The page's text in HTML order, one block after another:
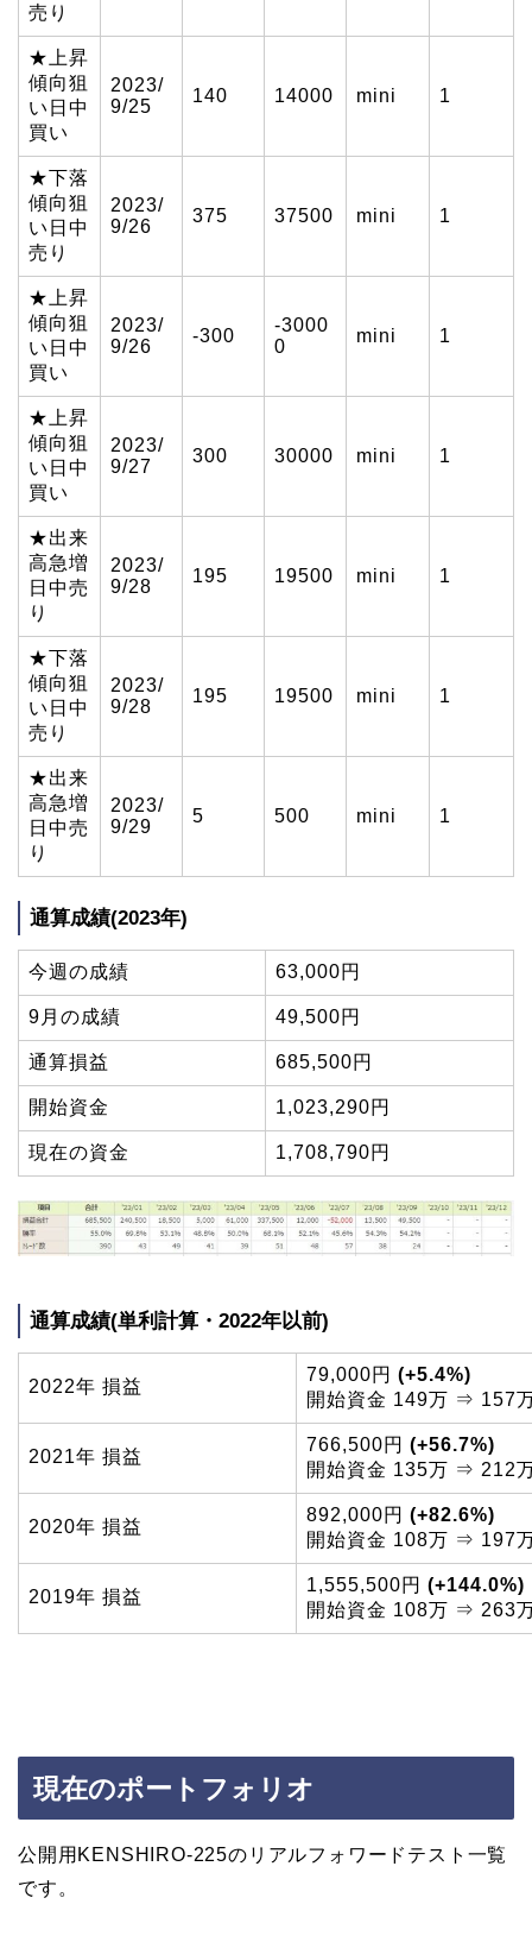
売り
★上昇
傾向狙
い日中
買い
2023/
9/25
140 14000 mini 1
★下落
傾向狙
い日中
売り
2023/
9/26
375 37500 mini 1
★上昇
傾向狙
い日中
買い
2023/
9/26
-300
-3000
0
mini 1
★上昇
傾向狙
い日中
買い
2023/
9/27
300 30000 mini 1
★出来
高急増
日中売
り
2023/
9/28
195 19500 mini 1
★下落
傾向狙
い日中
売り
2023/
9/28
195 19500 mini 1
★出来
高急増
日中売
り
2023/
9/29
5 500 mini 1
通算成績(2023年)
今週の成績 63,000円
9月の成績 49,500円
通算損益 685,500円
開始資金 1,023,290円
現在の資金 1,708,790円
通算成績(単利計算・2022年以前)
2022年 損益
79,000円 (+5.4%)
開始資金 149万 ⇒ 157
2021年 損益
766,500円 (+56.7%)
開始資金 135万 ⇒ 212
2020年 損益
892,000円 (+82.6%)
開始資金 108万 ⇒ 197
2019年 損益
1,555,500円 (+144.0%)
開始資金 108万 ⇒ 263
現在のポートフォリオ
公開用KENSHIRO-225のリアルフォワードテスト一覧
です。